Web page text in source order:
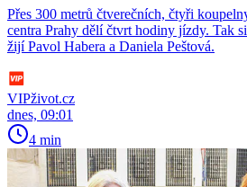
Přes 300 metrů čtverečních, čtyři
centra Prahy dělí čtvrt hodiny jízdy. Tak
žijí Pavol Habera a Daniela Peštová.
VIPživot.cz
dnes, 09:01
4 min